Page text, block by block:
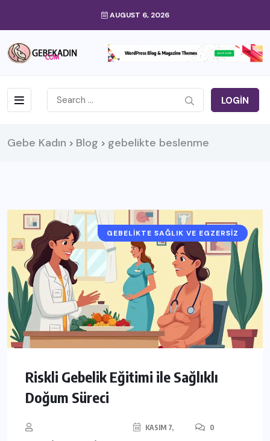
AUGUST 6, 2026
LOGIN
Gebe Kadın > Blog > gebelikte beslenme
GEBELIKTE SAĞLIK VE EGZERSIZ
Riskli Gebelik Eğitimi ile Sağlıklı
Doğum Süreci
KASIM 7,
0